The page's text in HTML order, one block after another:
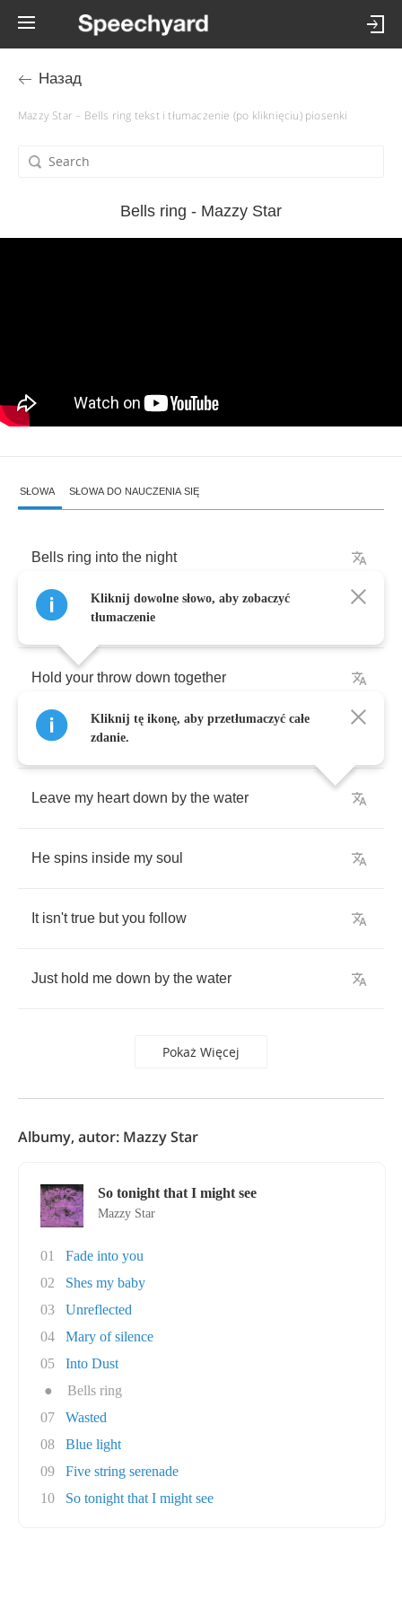
Назад
Mazzy Star – Bells ring tekst i tłumaczenie (po kliknięciu) piosenki
Bells ring - Mazzy Star
SŁOWA SŁOWA DO NAUCZENIA SIĘ
Bells ring into the night
Sounds like a mistress
Hold your throw down together
And see the light
Leave my heart down by the water
He spins inside my soul
It isn't true but you follow
Just hold me down by the water
Pokaż Więcej
Kliknij dowolne słowo, aby zobaczyć
tłumaczenie
Kliknij tę ikonę, aby przetłumaczyć całe
zdanie.
Albumy, autor: Mazzy Star
So tonight that I might see
Mazzy Star
01
Fade into you
02
Shes my baby
03
Unreflected
04
Mary of silence
05
Into Dust
●
Bells ring
07
Wasted
08
Blue light
09
Five string serenade
10
So tonight that I might see